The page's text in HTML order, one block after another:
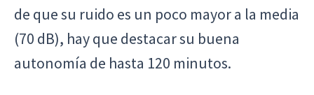
de que su ruido es un poco mayor a la media
(70 dB), hay que destacar su buena
autonomía de hasta 120 minutos.